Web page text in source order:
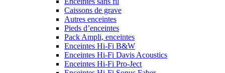
Caissons de grave
Autres enceintes
Pieds d’enceintes
Pack Ampli, enceintes
Enceintes Hi-Fi B&W
Enceintes Hi-Fi Davis Acoustics
Enceintes Hi-Fi Pro-Ject